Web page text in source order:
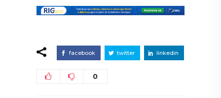
facebook twitter linkedin
0